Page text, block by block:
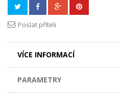
Poslat příteli
VÍCE INFORMACÍ
PARAMETRY